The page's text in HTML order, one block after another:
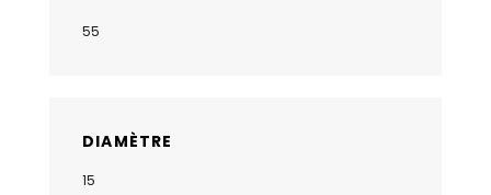
55
DIAMÈTRE
15